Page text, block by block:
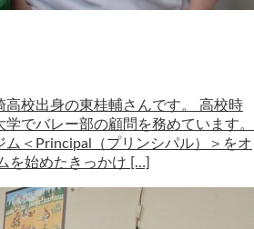
高校出身の東桂輔さんです。 高校時
でバレー部の顧問を務めています。
ム＜Principal（プリンシパル）＞をオ
を始めたきっかけ […]